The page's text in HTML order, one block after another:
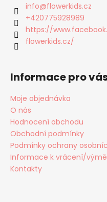
info@flowerkids.cz
+420775928989
https://
flowerkids.cz/
Informace pro
Moje objednávka
O nás
Hodnocení obchodu
Obchodní podmínky
Podmínky ochrany
Informace k vrácení/
Kontakty